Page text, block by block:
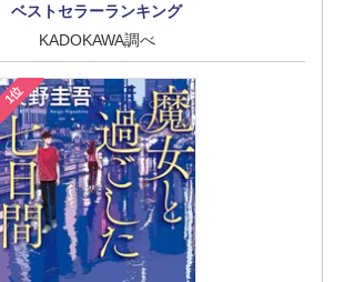
ベストセラーランキング
KADOKAWA調べ
1位